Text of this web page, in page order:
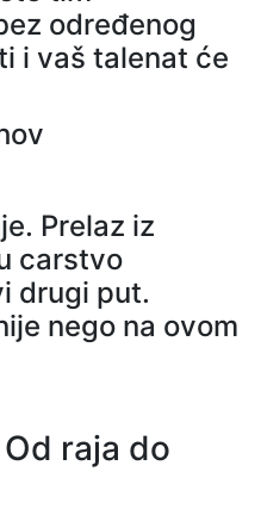
određenog
i vaš talenat će
Prelaz iz
carstvo
drugi put.
nego na ovom
Od raja do